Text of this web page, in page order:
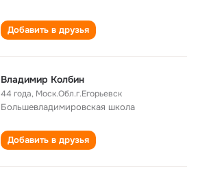
Добавить в друзья
Владимир Колбин
44 года, Моск.Обл.г.Егорьевск
Большевладимировская школа
Добавить в друзья